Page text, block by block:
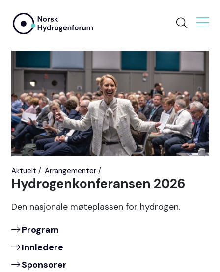
Aktuelt Arrangementer
Hydrogenkonferansen 2026
Den nasjonale møteplassen for hydrogen.
Program
Innledere
Sponsorer